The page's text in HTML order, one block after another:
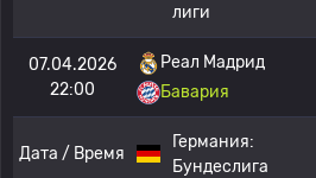
лиги
07.04.2026
22:00
Реал Мадрид
Бавария
Дата / Время
Германия:
Бундеслига